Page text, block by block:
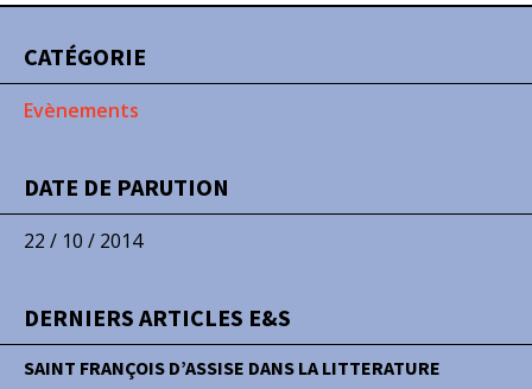
CATÉGORIE
Evènements
DATE DE PARUTION
22 / 10 / 2014
DERNIERS ARTICLES E&S
SAINT FRANÇOIS D’ASSISE DANS LA LITTERATURE